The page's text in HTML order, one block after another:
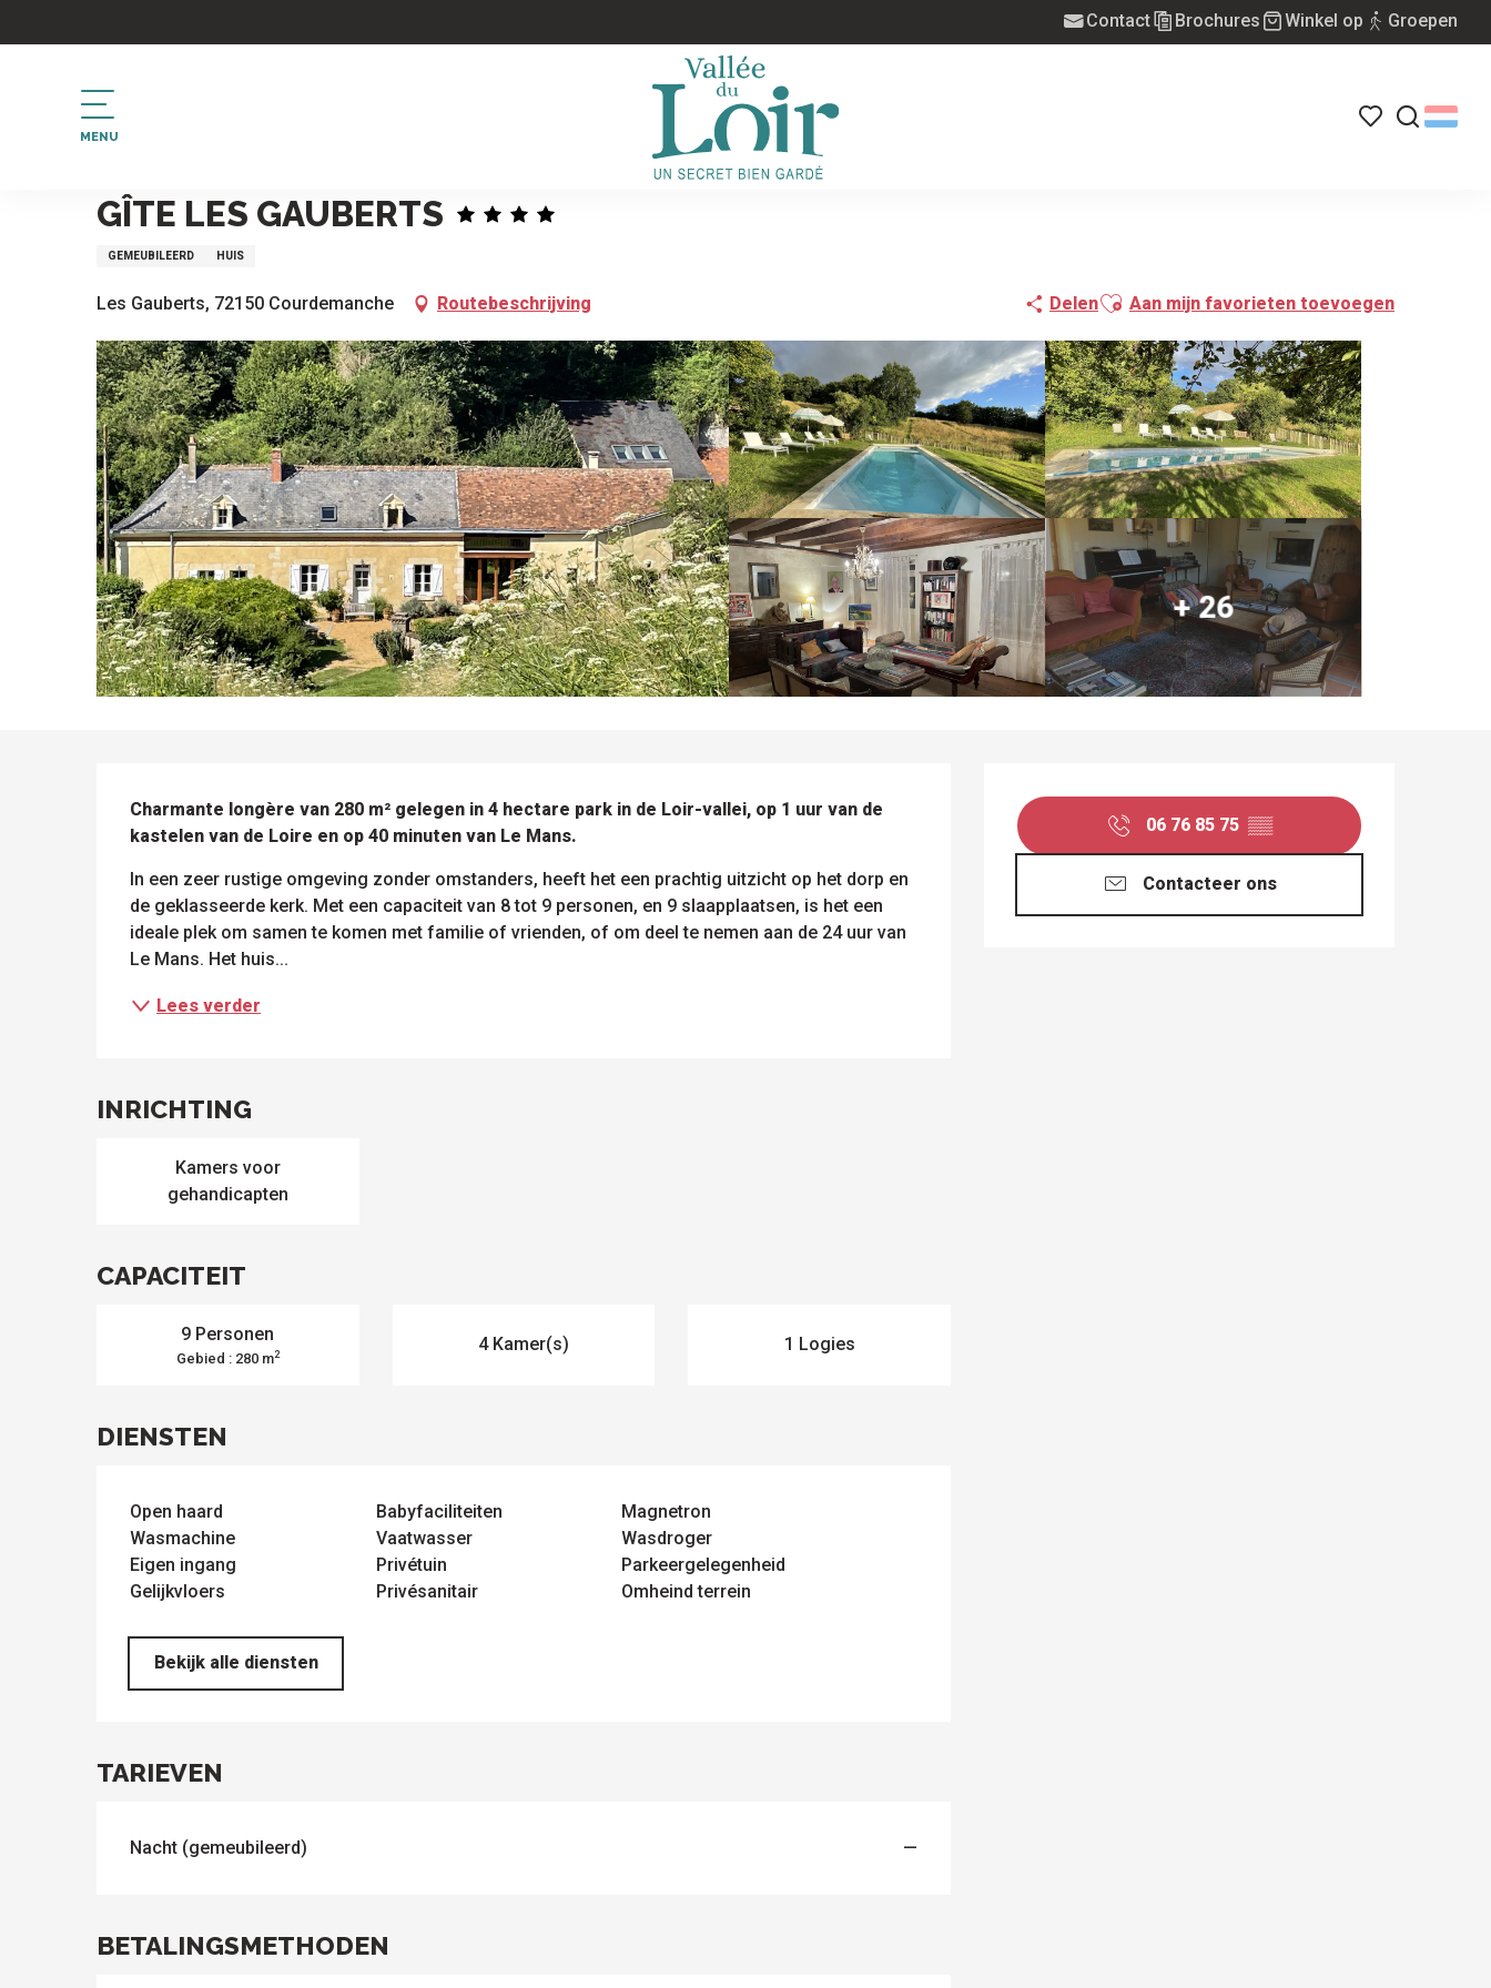
au
Contact Brochures Winkel op Groepen
MENU
activiteiten
Home
GÎTE LES GAUBERTS
GEMEUBILEERD HUIS
Les Gauberts, 72150 Courdemanche Routebeschrijving DelenAjouter aux favoris
Aan mijn favorieten toevoegen
+ 26
OPENINGSTIJDEN
06 76 85 75 ▒▒
Contacteer ons
BESCHRIJVING
Charmante longère van 280 m² gelegen in 4 hectare park in de Loir-vallei, op 1 uur van de
kastelen van de Loire en op 40 minuten van Le Mans.
In een zeer rustige omgeving zonder omstanders, heeft het een prachtig uitzicht op het dorp en
de geklasseerde kerk. Met een capaciteit van 8 tot 9 personen, en 9 slaapplaatsen, is het een
ideale plek om samen te komen met familie of vrienden, of om deel te nemen aan de 24 uur van
Le Mans. Het huis...
Lees verder
INRICHTING
Kamers voor
gehandicapten
CAPACITEIT
9 Personen
Gebied : 280 m2 4 Kamer(s) 1 Logies
DIENSTEN
Open haard Babyfaciliteiten
Magnetron
Wasmachine
Vaatwasser
Wasdroger
Eigen ingang
Privétuin
Parkeergelegenheid
Gelijkvloers
Privésanitair Omheind terrein
Bekijk alle diensten
TARIEVEN
Nacht (gemeubileerd) —
BETALINGSMETHODEN